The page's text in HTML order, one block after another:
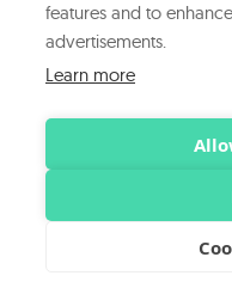
Media ed Eventi
Opyn Spa (P.IVA07956480961)
features and to
advertisements.
Learn more